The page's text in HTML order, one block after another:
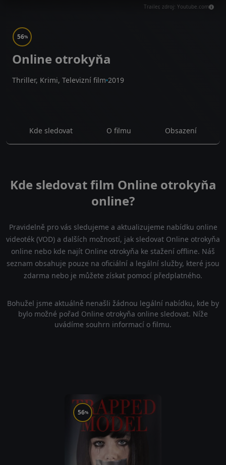
Trailer, zdroj: Youtube.com
56%
Online otrokyňa
Thriller, Krimi, Televizní film 2019
Kde sledovat O filmu Obsazení
Kde sledovat film Online otrokyňa
online?
Pravidelně pro vás sledujeme a aktualizujeme nabídku online
videoték (VOD) a dalších možností, jak sledovat Online otrokyňa
online nebo kde najít Online otrokyňa ke stažení offline. Náš
seznam obsahuje pouze na oficiální a legální služby, které jsou
zdarma nebo je můžete získat pomocí předplatného.
Bohužel jsme aktuálně nenašli žádnou legální nabídku, kde by
bylo možné pořad Online otrokyňa online sledovat. Níže
uvádíme souhrn informací o filmu.
56%